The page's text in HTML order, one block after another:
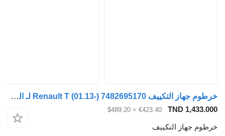
خرطوم جهاز التكييف Renault T (01.13-) 7482695170 لـ السيارات القاطرة Renault Magnum (1990-2014)
TND 1,433.000
€423.40
≈ $489.20
خرطوم جهاز التكييف